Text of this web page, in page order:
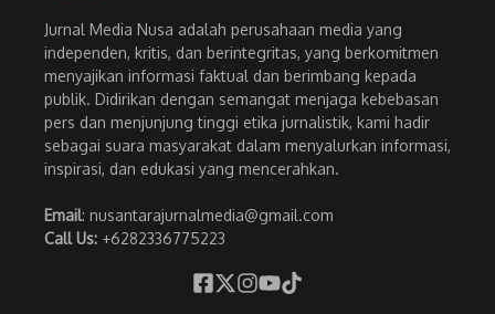
Jurnal Media Nusa adalah perusahaan media yang
independen, kritis, dan berintegritas, yang berkomitmen
menyajikan informasi faktual dan berimbang kepada
publik. Didirikan dengan semangat menjaga kebebasan
pers dan menjunjung tinggi etika jurnalistik, kami hadir
sebagai suara masyarakat dalam menyalurkan informasi,
inspirasi, dan edukasi yang mencerahkan.
Email: nusantarajurnalmedia@gmail.com
Call Us: +6282336775223